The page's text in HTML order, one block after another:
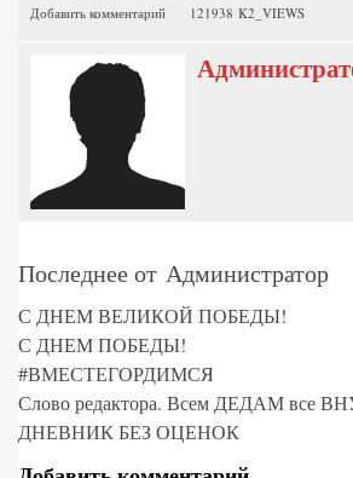
Добавить комментарий 121938 K2_VIEWS
Последнее от Администратор
С ДНЕМ ВЕЛИКОЙ ПОБЕДЫ!
С ДНЕМ ПОБЕДЫ!
#ВМЕСТЕГОРДИМСЯ
Слово редактора. Всем ДЕДАМ все
ДНЕВНИК БЕЗ ОЦЕНОК